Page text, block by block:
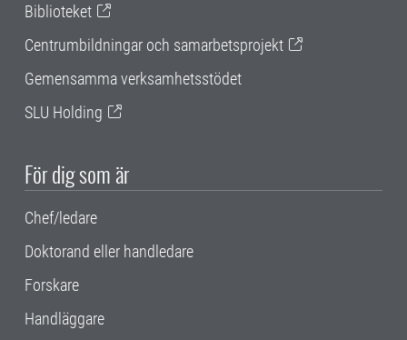
Biblioteket
Centrumbildningar och samarbetsprojekt
Gemensamma verksamhetsstödet
SLU Holding
För dig som är
Chef/ledare
Doktorand eller handledare
Forskare
Handläggare